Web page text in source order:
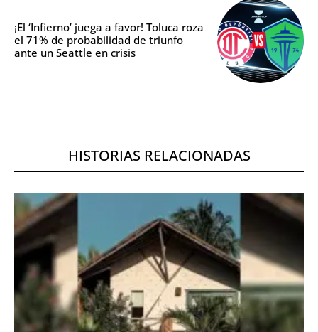
¡El ‘Infierno’ juega a favor! Toluca roza
el 71% de probabilidad de triunfo
ante un Seattle en crisis
HISTORIAS RELACIONADAS